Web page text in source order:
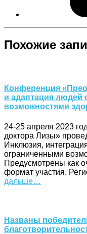
Похожие
Конференция
и адаптация людей
возможностями
24-25 апреля 2023
доктора Лизы»
Инклюзия,
ограниченными
Предусмотрены как
формат участия.
дальше…
Названы